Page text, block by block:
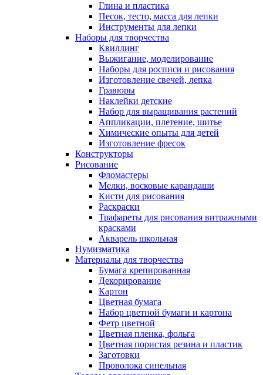
Глина и пластика
Песок, тесто, масса для лепки
Инструменты для лепки
Наборы для творчества
Квиллинг
Выжигание, моделирование
Наборы для росписи и рисования
Изготовление свечей, лепка
Гравюры
Наклейки детские
Набор для выращивания растений
Аппликации, плетение, шитье
Химические опыты для детей
Изготовление фресок
Конструкторы
Рисование
Фломастеры
Мелки, восковые карандаши
Кисти для рисования
Раскраски
Трафареты для рисования витражными
красками
Акварель школьная
Нумизматика
Материалы для творчества
Бумага крепированная
Декорирование
Картон
Цветная бумага
Набор цветной бумаги и картона
Фетр цветной
Цветная пленка, фольга
Цветная пористая резина и пластик
Заготовки
Проволока синельная